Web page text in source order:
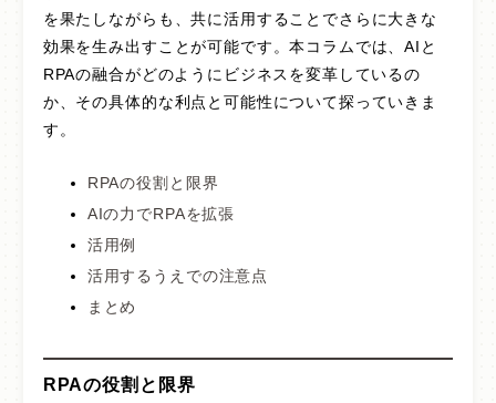
パートナー
開発までの道のり
セミナー申し込み
資料請求
無料トライアル
会社概要
を果たしながらも、共に活用することでさらに大きな
効果を生み出すことが可能です。本コラムでは、AIと
RPAの融合がどのようにビジネスを変革しているの
か、その具体的な利点と可能性について探っていきま
す。
RPAの役割と限界
AIの力でRPAを拡張
活用例
活用するうえでの注意点
まとめ
RPAの役割と限界